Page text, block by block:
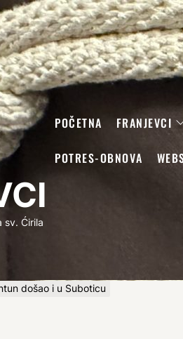
sv. Ćirila
POČETNA FRANJEVCI
POTRES-OBNOVA
došao i u Suboticu